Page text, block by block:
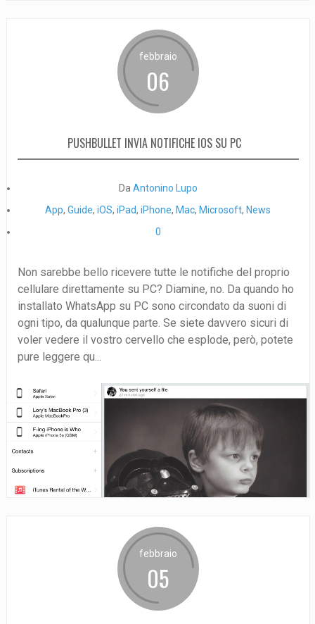
febbraio
06
PUSHBULLET INVIA NOTIFICHE IOS SU PC
DaAntonino Lupo
App,Guide,iOS,iPad,iPhone, Mac, Microsoft, News
0
Non sarebbe bello ricevere tutte le notifiche del proprio
cellulare direttamente su PC? Diamine, no. Da quando ho
installato WhatsApp su PC sono circondato da suoni di
ogni tipo, da qualunque parte. Se siete davvero sicuri di
voler vedere il vostro cervello che esplode, però, potete
pure leggere qu...
febbraio
05